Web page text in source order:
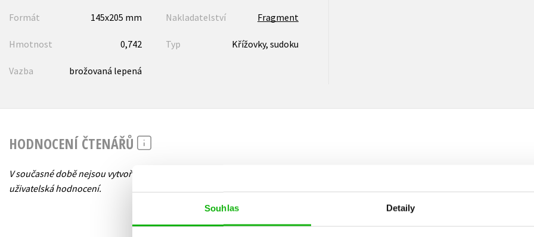
Souhlas Detaily
Formát 145x205 mm Nakladatelství Fragment
Hmotnost 0,742 Typ Křížovky, sudoku
Vazba brožovaná lepená
HODNOCENÍ ČTENÁŘŮ
V současné době nejsou vytvořena žádná
uživatelská hodnocení.
Přihlásit